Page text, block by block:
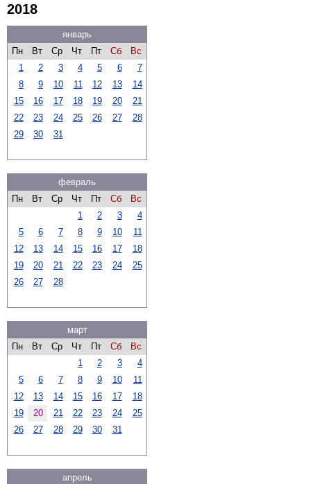
2018
январь
Пн
Вт Ср Чт Пт Сб
Вс
1
2 3 4 5 6
7
8
9 10 11 12 13
14
15
16 17 18 19 20
21
22
23 24 25 26 27
28
29
30 31
февраль
Пн
Вт Ср Чт Пт Сб
Вс
1
2 3
4
5
6 7 8 9 10
11
12
13 14 15 16 17
18
19
20 21 22 23 24
25
26
27 28
март
Пн
Вт Ср Чт Пт Сб
Вс
1
2 3
4
5
6 7 8 9 10
11
12
13 14 15 16 17
18
19
20 21 22 23 24
25
26
27 28 29 30 31
апрель